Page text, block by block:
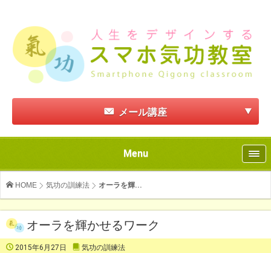
メール講座
Menu
HOME 気功の訓練法 オーラを輝...
オーラを輝かせるワーク
2015年6月27日 気功の訓練法